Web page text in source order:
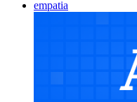
empatia